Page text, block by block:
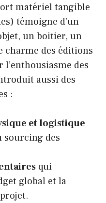
matériel tangible
témoigne d’un
un boitier, un
des éditions
des
aussi des
:
et logistique
sourcing des
qui
global et la